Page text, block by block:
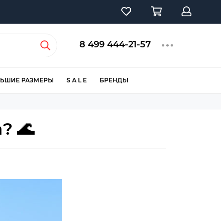
8 499 444-21-57
РАЗМЕРЫ S A L E БРЕНДЫ
🌊